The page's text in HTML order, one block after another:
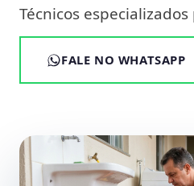
Técnicos
FALE NO WHATSAPP